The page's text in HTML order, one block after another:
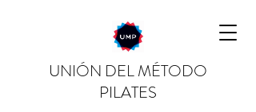
UNIÓN DEL MÉTODO
PILATES